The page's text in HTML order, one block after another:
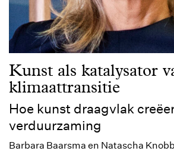
Kunst als katalysator
klimaattransitie
Hoe kunst draagvlak
verduurzaming
Barbara Baarsma en Natascha